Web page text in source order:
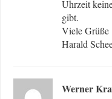
Uhrzeit
gibt.
Viele Grüße
Harald
Werner